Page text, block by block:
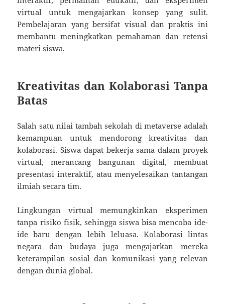
virtual untuk mengajarkan konsep yang sulit.
Pembelajaran yang bersifat visual dan praktis ini
membantu meningkatkan pemahaman dan retensi
materi siswa.
Kreativitas dan Kolaborasi Tanpa
Batas
Salah satu nilai tambah sekolah di metaverse adalah
kemampuan untuk mendorong kreativitas dan
kolaborasi. Siswa dapat bekerja sama dalam proyek
virtual, merancang bangunan digital, membuat
presentasi interaktif, atau menyelesaikan tantangan
ilmiah secara tim.
Lingkungan virtual memungkinkan eksperimen
tanpa risiko fisik, sehingga siswa bisa mencoba ide-
ide baru dengan lebih leluasa. Kolaborasi lintas
negara dan budaya juga mengajarkan mereka
keterampilan sosial dan komunikasi yang relevan
dengan dunia global.